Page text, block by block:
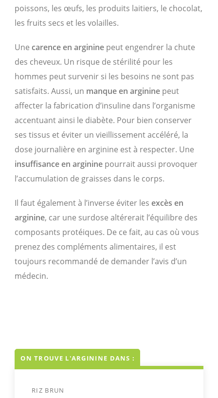
poissons, les œufs, les produits laitiers, le chocolat,
les fruits secs et les volailles.
Une carence en arginine peut engendrer la chute
des cheveux. Un risque de stérilité pour les
hommes peut survenir si les besoins ne sont pas
satisfaits. Aussi, un manque en arginine peut
affecter la fabrication d’insuline dans l’organisme
accentuant ainsi le diabète. Pour bien conserver
ses tissus et éviter un vieillissement accéléré, la
dose journalière en arginine est à respecter. Une
insuffisance en arginine pourrait aussi provoquer
l’accumulation de graisses dans le corps.
Il faut également à l’inverse éviter les excès en
arginine, car une surdose altérerait l’équilibre des
composants protéiques. De ce fait, au cas où vous
prenez des compléments alimentaires, il est
toujours recommandé de demander l’avis d’un
médecin.
ON TROUVE L'ARGININE DANS :
RIZ BRUN